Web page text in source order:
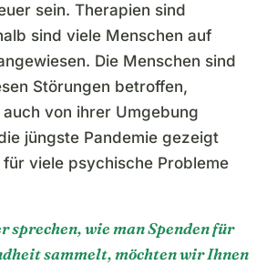
sein. Therapien sind
sind viele Menschen auf
Die Menschen sind
Störungen betroffen,
von ihrer Umgebung
jüngste Pandemie gezeigt
viele psychische Probleme
sprechen, wie man Spenden für
sammelt, möchten wir Ihnen